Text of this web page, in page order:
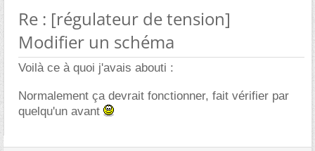
Re : [régulateur de tension]
Modifier un schéma
Voilà ce à quoi j'avais abouti :
Normalement ça devrait fonctionner, fait vérifier par
quelqu'un avant